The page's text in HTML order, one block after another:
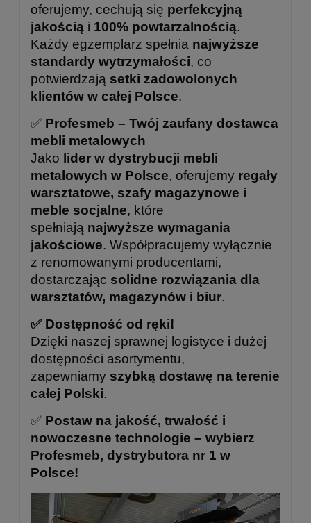
oferujemy, cechują się perfekcyjną
jakością i 100% powtarzalnością.
Każdy egzemplarz spełnia najwyższe
standardy wytrzymałości, co
potwierdzają setki zadowolonych
klientów w całej Polsce.
✅ Profesmeb – Twój zaufany dostawca
mebli metalowych
Jako lider w dystrybucji mebli
metalowych w Polsce, oferujemy regały
warsztatowe, szafy magazynowe i
meble socjalne, które
spełniają najwyższe wymagania
jakościowe. Współpracujemy wyłącznie
z renomowanymi producentami,
dostarczając solidne rozwiązania dla
warsztatów, magazynów i biur.
✅ Dostępność od ręki!
Dzięki naszej sprawnej logistyce i dużej
dostępności asortymentu,
zapewniamy szybką dostawę na terenie
całej Polski.
✅ Postaw na jakość, trwałość i
nowoczesne technologie – wybierz
Profesmeb, dystrybutora nr 1 w
Polsce!